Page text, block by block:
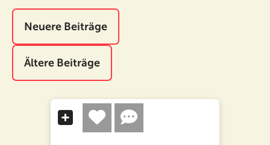
Neuere Beiträge
Ältere Beiträge